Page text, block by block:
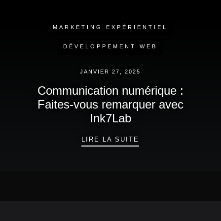
MARKETING EXPÉRIENTIEL
DÉVELOPPEMENT WEB
JANVIER 27, 2025
Communication numérique :
Faites-vous remarquer avec
Ink7Lab
LIRE LA SUITE